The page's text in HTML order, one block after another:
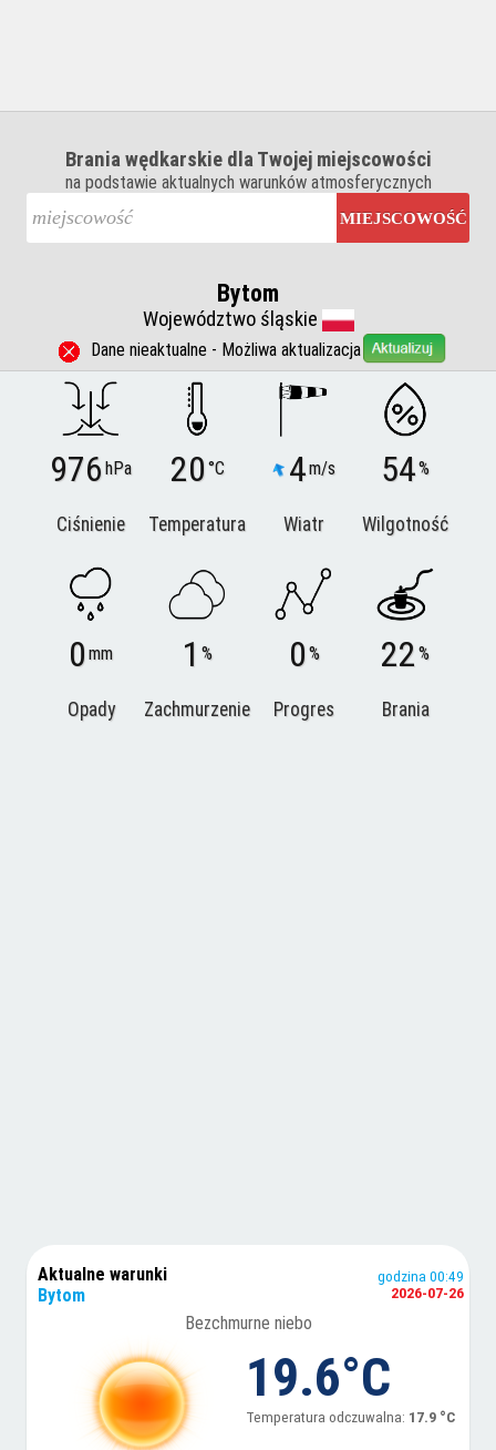
Brania wędkarskie dla Twojej miejscowości
na podstawie aktualnych warunków atmosferycznych
MIEJSCOWOŚĆ
Bytom
Województwo śląskie
Dane nieaktualne - Możliwa aktualizacja
976hPa
Ciśnienie
20°C
Temperatura
4m/s
Wiatr
54%
Wilgotność
0mm
Opady
1 %
Zachmurzenie
0%
Progres
22%
Brania
Aktualne warunki
Bytom
godzina 00:49
2026-07-26
Bezchmurne niebo
19.6°C
Temperatura odczuwalna: 17.9 °C